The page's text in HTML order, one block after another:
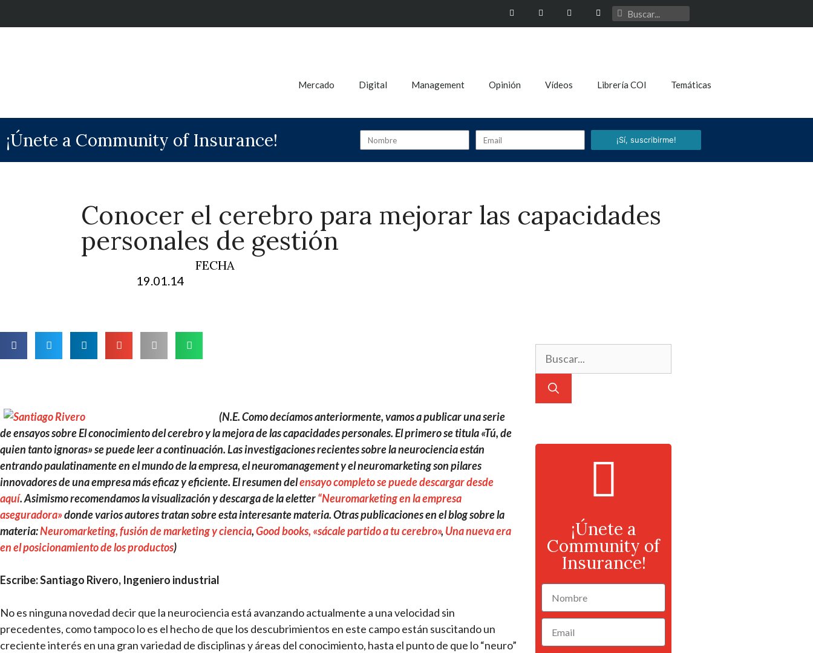
Mercado Digital Management Opinión Vídeos Librería COI Temáticas
¡Únete a Community of Insurance! ¡Sí, suscribirme!
Conocer el cerebro para mejorar las capacidades
personales de gestión
FECHA
19.01.14
(N.E. Como decíamos anteriormente, vamos a publicar una serie
de ensayos sobre El conocimiento del cerebro y la mejora de las capacidades personales. El primero se titula «Tú, de
quien tanto ignoras» se puede leer a continuación. Las investigaciones recientes sobre la neurociencia están
entrando paulatinamente en el mundo de la empresa, el neuromanagement y el neuromarketing son pilares
innovadores de una empresa más eficaz y eficiente. El resumen delensayo completo se puede descargar desde
aquí. Asimismo recomendamos la visualización y descarga de la eletter“Neuromarketing en la empresa
aseguradora»donde varios autores tratan sobre esta interesante materia. Otras publicaciones en el blog sobre la
materia:Neuromarketing, fusión de marketing y ciencia,Good books, «sácale partido a tu cerebro», Una nueva era
en el posicionamiento de los productos)
Escribe: Santiago Rivero, Ingeniero industrial
No es ninguna novedad decir que la neurociencia está avanzando actualmente a una velocidad sin
precedentes, como tampoco lo es el hecho de que los descubrimientos en este campo están suscitando un
creciente interés en una gran variedad de disciplinas y áreas del conocimiento, hasta el punto de que lo “neuro”
¡Únete a
Community of
Insurance!